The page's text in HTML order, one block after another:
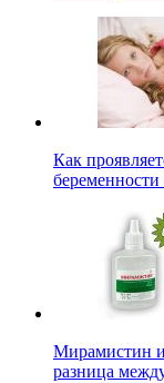
Как
Мирамистин
разница